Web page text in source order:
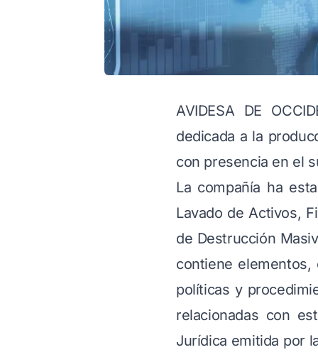
AVIDESA DE
dedicada a la
con presencia en el
La compañía ha
Lavado de Activos,
de Destrucción
contiene
políticas y
relacionadas con
Jurídica emitida por